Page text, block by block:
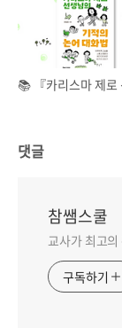
댓글
참쌤스쿨
교사가 최고
구독하기